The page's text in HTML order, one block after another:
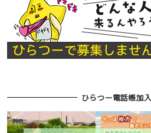
ひらつー電話帳加